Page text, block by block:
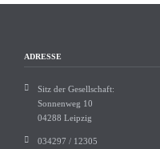
ADRESSE
Sitz der Gesellschaft:
Sonnenweg 10
04288 Leipzig
034297 / 12305